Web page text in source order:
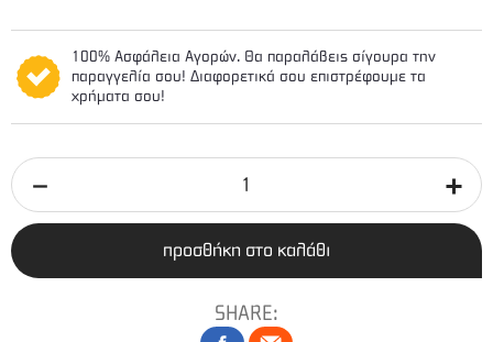
100% Ασφάλεια Αγορών. Θα παραλάβεις σίγουρα την
παραγγελία σου! Διαφορετικά σου επιστρέφουμε τα
χρήματα σου!
προσθήκη στο καλάθι
SHARE: